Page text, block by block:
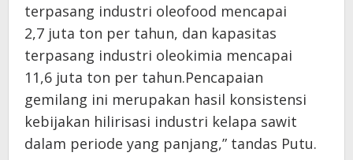
terpasang industri oleofood mencapai
2,7 juta ton per tahun, dan kapasitas
terpasang industri oleokimia mencapai
11,6 juta ton per tahun.Pencapaian
gemilang ini merupakan hasil konsistensi
kebijakan hilirisasi industri kelapa sawit
dalam periode yang panjang,” tandas Putu.